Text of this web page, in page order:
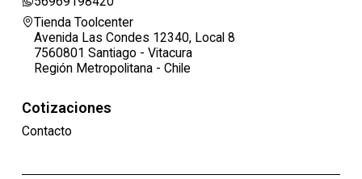
Tienda Toolcenter
Avenida Las Condes 12340, Local 8
7560801 Santiago - Vitacura
Región Metropolitana - Chile
Cotizaciones
Contacto